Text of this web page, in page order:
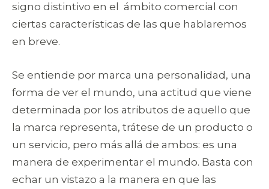
signo distintivo en el ámbito comercial con
ciertas características de las que hablaremos
en breve.
Se entiende por marca una personalidad, una
forma de ver el mundo, una actitud que viene
determinada por los atributos de aquello que
la marca representa, trátese de un producto o
un servicio, pero más allá de ambos: es una
manera de experimentar el mundo. Basta con
echar un vistazo a la manera en que las